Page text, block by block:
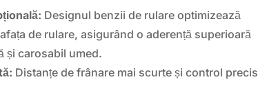
Designul benzii de rulare optimizează
de rulare, asigurând o aderență superioară
și carosabil umed.
Distanțe de frânare mai scurte și control precis